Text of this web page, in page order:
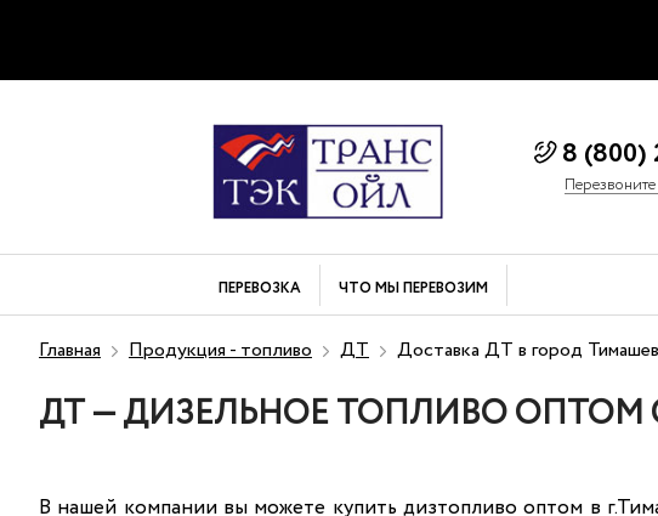
8 (800)
ПЕРЕВОЗКА ЧТО МЫПЕРЕВОЗИМ
Главная Продукция - топливо ДТ Доставка ДТ в город
ДТ — ДИЗЕЛЬНОЕ ТОПЛИВО
В нашей компании вы можете купить дизтопливо оптом в